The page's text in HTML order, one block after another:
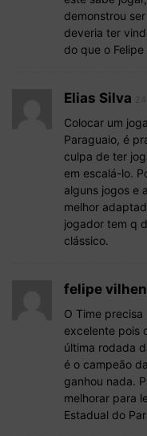
demonstrou
deveria ter
do que o Felipe
Elias Silva
Colocar um
Paraguaio, é
culpa de ter
em escalá-lo.
alguns jogos e
melhor
jogador tem q
clássico.
felipe
O Time
excelente pois
última rodada
é o campeão
ganhou nada.
melhorar para
Estadual do